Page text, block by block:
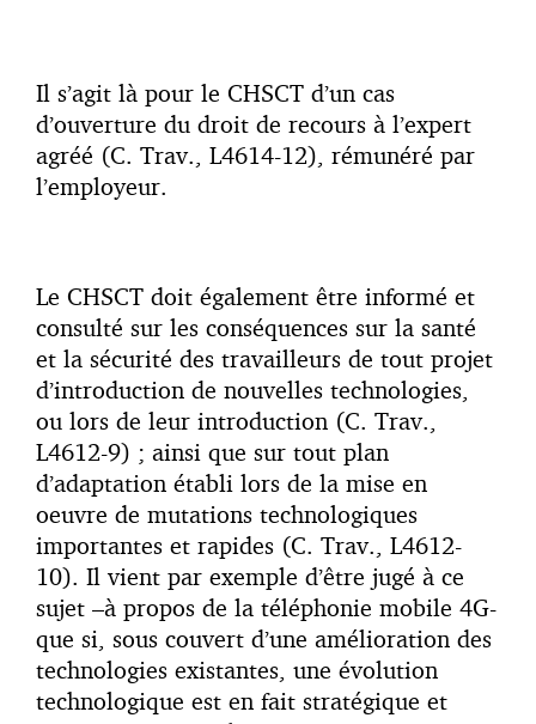
Il s’agit là pour le CHSCT d’un cas
d’ouverture du droit de recours à l’expert
agréé (C. Trav., L4614-12), rémunéré par
l’employeur.
Le CHSCT doit également être informé et
consulté sur les conséquences sur la santé
et la sécurité des travailleurs de tout projet
d’introduction de nouvelles technologies,
ou lors de leur introduction (C. Trav.,
L4612-9) ; ainsi que sur tout plan
d’adaptation établi lors de la mise en
oeuvre de mutations technologiques
importantes et rapides (C. Trav., L4612-
10). Il vient par exemple d’être jugé à ce
sujet –à propos de la téléphonie mobile 4G-
que si, sous couvert d’une amélioration des
technologies existantes, une évolution
technologique est en fait stratégique et